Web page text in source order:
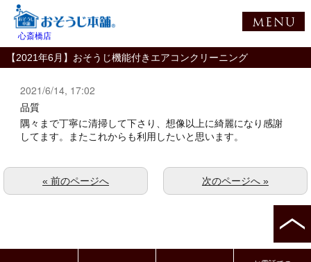
心斎橋店
【2021年6月】おそうじ機能付きエアコンクリーニング
2021/6/14, 17:02
品質
隅々まで丁寧に清掃して下さり、想像以上に綺麗になり感謝
してます。またこれからも利用したいと思います。
次のページへ »
« 前のページへ